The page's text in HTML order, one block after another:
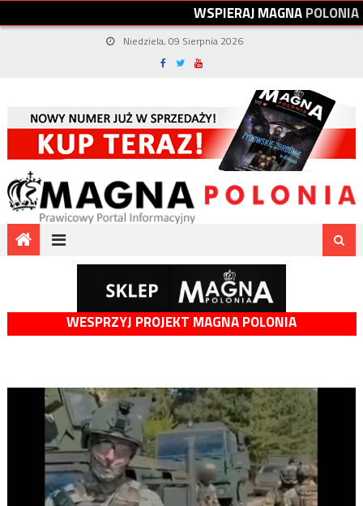
WSPIERAJMAGNAPOLONIA
Niedziela, 09 Sierpnia 2026
WESPRZYJ PROJEKT MAGNA POLONIA